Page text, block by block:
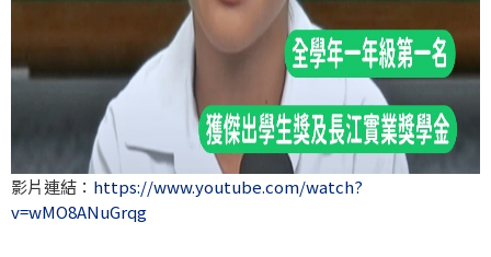
影片連結： https://www.youtube.com/watch?
v=wMO8ANuGrqg